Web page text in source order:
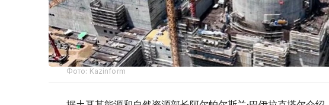
Фото: Kazinform